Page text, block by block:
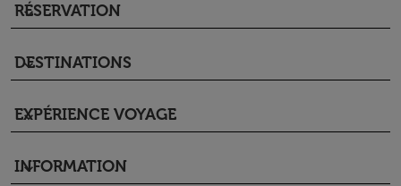
RÉSERVATION
keyboard_arrow_down
DESTINATIONS
keyboard_arrow_down
EXPÉRIENCE VOYAGE
keyboard_arrow_down
INFORMATION
keyboard_arrow_down